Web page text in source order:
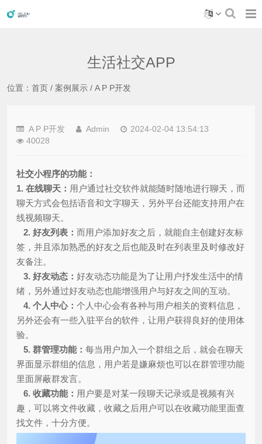
生活社交APP
位置： 首页 / 案例展示 / A P P开发
A P P开发 Admin
2024-02-04 13:54:13
40028
社交小程序的功能：
1. 在线聊天： 用户通过社交软件就能随时随地进行聊天，而
聊天方式会包括语音和文字聊天，另外平台还能支持用户在
线视频聊天。
2. 好友列表： 而用户添加好友之后，就能自主创建好友标
签，并且添加熟悉的好友之后也能及时在列表里及时修改好
友备注。
3. 好友动态： 好友动态功能是为了让用户抒发生活中的情
绪，另外通过好友动态也能增强用户与好友之间的互动。
4. 个人中心： 个人中心会有各种与用户相关的资料信息，
另外还会有一些入驻平台的软件，让用户获得良好的使用体
验。
5. 群管理功能： 每当用户加入一个群组之后，就会在聊天
界面显示群组的信息，用户若是嫌麻烦也可以在群管理功能
里面屏蔽群发言。
6. 收藏功能： 用户要是对某一段聊天记录或是视频有兴
趣，可以将文件收藏，收藏之后用户可以在收藏功能里面查
找文件，十分方便。